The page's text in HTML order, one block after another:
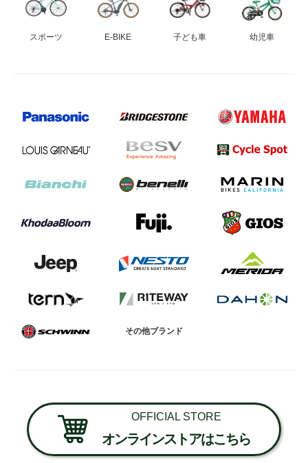
スポーツ E-BIKE 子ども車 幼児車
その他ブランド
OFFICIAL STORE
オンラインストアはこちら